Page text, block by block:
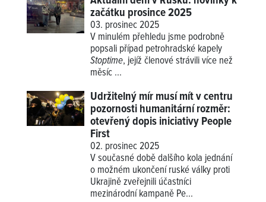
začátku prosince 2025
03. prosinec 2025
V minulém přehledu jsme podrobně
popsali případ petrohradské kapely
Stoptime, jejíž členové strávili více než
měsíc ...
Udržitelný mír musí mít v centru
pozornosti humanitární rozměr:
otevřený dopis iniciativy People
First
02. prosinec 2025
V současné době dalšího kola jednání
o možném ukončení ruské války proti
Ukrajině zveřejnili účastníci
mezinárodní kampaně Pe...